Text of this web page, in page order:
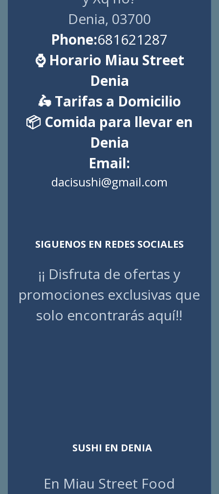
Denia, 03700
Phone:681621287
⌚ Horario Miau Street
Denia
🛵 Tarifas a Domicilio
📦 Comida para llevar en
Denia
Email:
dacisushi@gmail.com
SIGUENOS EN REDES SOCIALES
¡¡ Disfruta de ofertas y
promociones exclusivas que
solo encontrarás aquí!!
SUSHI EN DENIA
En Miau Street Food